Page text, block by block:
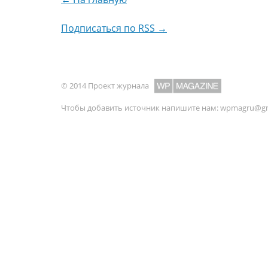
Подписаться по RSS →
© 2014 Проект журнала
Чтобы добавить источник напишите нам: